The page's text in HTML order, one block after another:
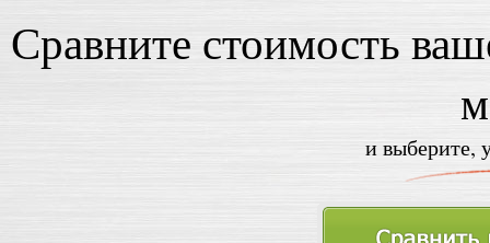
Сравните стоимость
и выберите,